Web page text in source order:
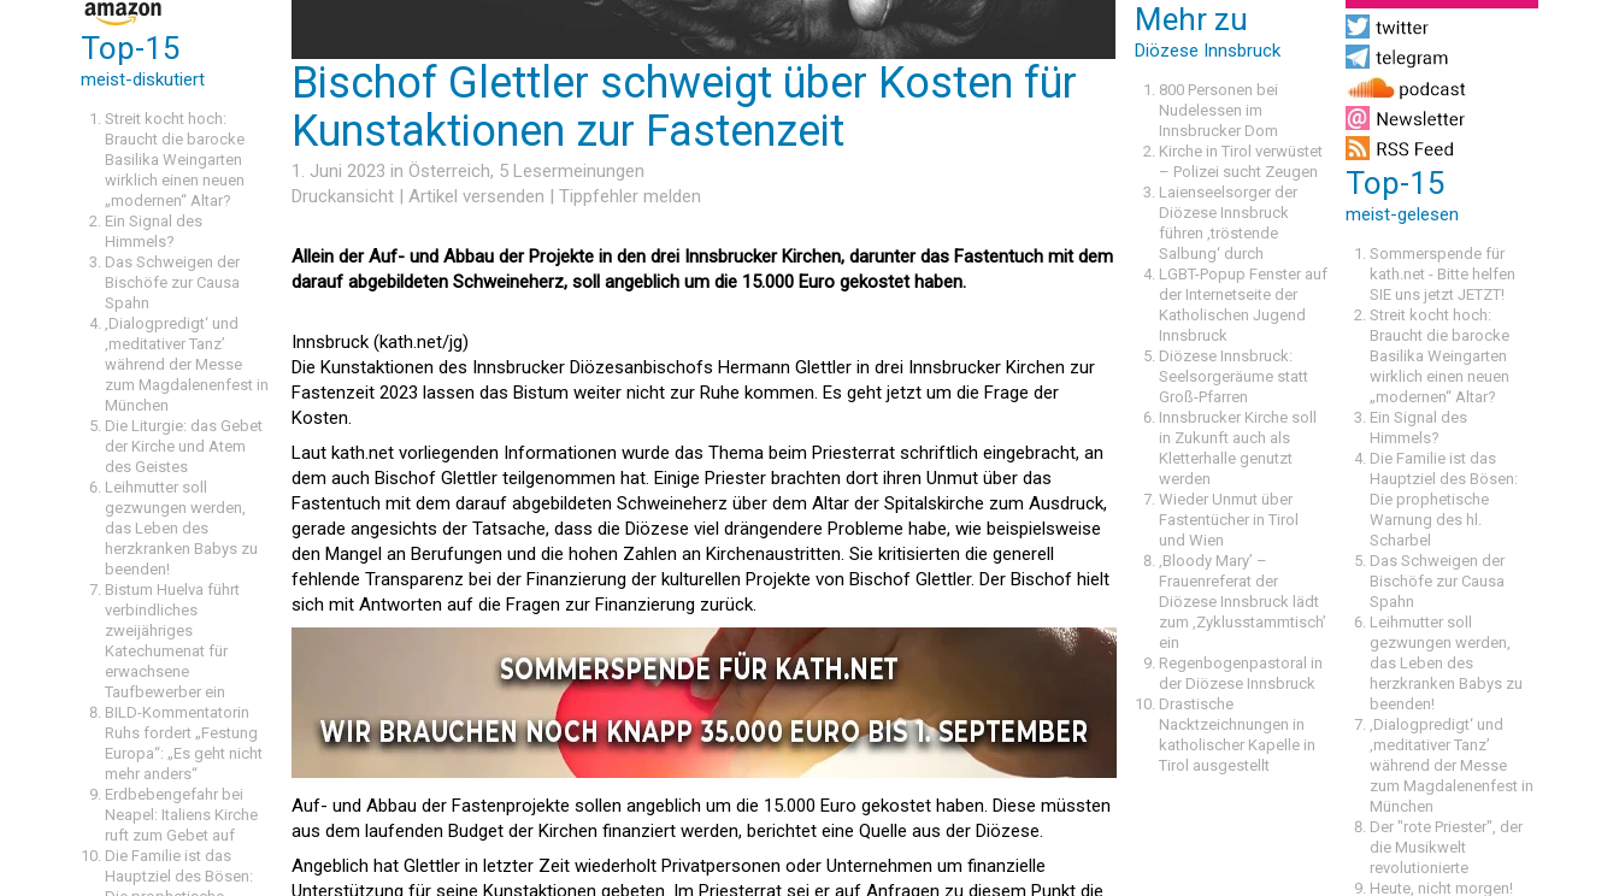
Top-15
meist-diskutiert
Streit kocht hoch:
Braucht die barocke
Basilika Weingarten
wirklich einen neuen
„modernen“ Altar?
Ein Signal des
Himmels?
Das Schweigen der
Bischöfe zur Causa
Spahn
‚Dialogpredigt‘ und
‚meditativer Tanz’
während der Messe
zum Magdalenenfest in
München
Die Liturgie: das Gebet
der Kirche und Atem
des Geistes
Leihmutter soll
gezwungen werden,
das Leben des
herzkranken Babys zu
beenden!
Bistum Huelva führt
verbindliches
zweijähriges
Katechumenat für
erwachsene
Taufbewerber ein
BILD-Kommentatorin
Ruhs fordert „Festung
Europa“: „Es geht nicht
mehr anders“
Erdbebengefahr bei
Neapel: Italiens Kirche
ruft zum Gebet auf
Die Familie ist das
Hauptziel des Bösen:
Bischof Glettler schweigt über Kosten für
Kunstaktionen zur Fastenzeit
1. Juni 2023 in Österreich, 5 Lesermeinungen
Druckansicht | Artikel versenden | Tippfehler melden
Allein der Auf- und Abbau der Projekte in den drei Innsbrucker Kirchen, darunter das Fastentuch mit dem
darauf abgebildeten Schweineherz, soll angeblich um die 15.000 Euro gekostet haben.
Innsbruck (kath.net/jg)
Die Kunstaktionen des Innsbrucker Diözesanbischofs Hermann Glettler in drei Innsbrucker Kirchen zur
Fastenzeit 2023 lassen das Bistum weiter nicht zur Ruhe kommen. Es geht jetzt um die Frage der
Kosten.
Laut kath.net vorliegenden Informationen wurde das Thema beim Priesterrat schriftlich eingebracht, an
dem auch Bischof Glettler teilgenommen hat. Einige Priester brachten dort ihren Unmut über das
Fastentuch mit dem darauf abgebildeten Schweineherz über dem Altar der Spitalskirche zum Ausdruck,
gerade angesichts der Tatsache, dass die Diözese viel drängendere Probleme habe, wie beispielsweise
den Mangel an Berufungen und die hohen Zahlen an Kirchenaustritten. Sie kritisierten die generell
fehlende Transparenz bei der Finanzierung der kulturellen Projekte von Bischof Glettler. Der Bischof hielt
sich mit Antworten auf die Fragen zur Finanzierung zurück.
Auf- und Abbau der Fastenprojekte sollen angeblich um die 15.000 Euro gekostet haben. Diese müssten
aus dem laufenden Budget der Kirchen finanziert werden, berichtet eine Quelle aus der Diözese.
Angeblich hat Glettler in letzter Zeit wiederholt Privatpersonen oder Unternehmen um finanzielle
Unterstützung für seine Kunstaktionen gebeten. Im Priesterrat sei er auf Anfragen zu diesem Punkt die
Mehr zu
Diözese Innsbruck
800 Personen bei
Nudelessen im
Innsbrucker Dom
Kirche in Tirol verwüstet
– Polizei sucht Zeugen
Laienseelsorger der
Diözese Innsbruck
führen ‚tröstende
Salbung‘ durch
LGBT-Popup Fenster auf
der Internetseite der
Katholischen Jugend
Innsbruck
Diözese Innsbruck:
Seelsorgeräume statt
Groß-Pfarren
Innsbrucker Kirche soll
in Zukunft auch als
Kletterhalle genutzt
werden
Wieder Unmut über
Fastentücher in Tirol
und Wien
‚Bloody Mary’ –
Frauenreferat der
Diözese Innsbruck lädt
zum ‚Zyklusstammtisch’
ein
Regenbogenpastoral in
der Diözese Innsbruck
Drastische
Nacktzeichnungen in
katholischer Kapelle in
Tirol ausgestellt
Top-15
meist-gelesen
Sommerspende für
kath.net - Bitte helfen
SIE uns jetzt JETZT!
Streit kocht hoch:
Braucht die barocke
Basilika Weingarten
wirklich einen neuen
„modernen“ Altar?
Ein Signal des
Himmels?
Die Familie ist das
Hauptziel des Bösen:
Die prophetische
Warnung des hl.
Scharbel
Das Schweigen der
Bischöfe zur Causa
Spahn
Leihmutter soll
gezwungen werden,
das Leben des
herzkranken Babys zu
beenden!
‚Dialogpredigt‘ und
‚meditativer Tanz’
während der Messe
zum Magdalenenfest in
München
Der "rote Priester", der
die Musikwelt
revolutionierte
Heute, nicht morgen!